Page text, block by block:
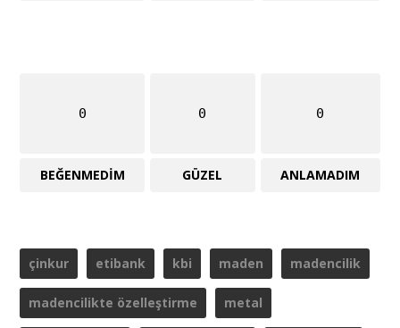
0
BEĞENMEDIM
0
GÜZEL
0
ANLAMADIM
çi̇nkur etibank kbi̇ maden madencilik
madencilikte özelleştirme metal